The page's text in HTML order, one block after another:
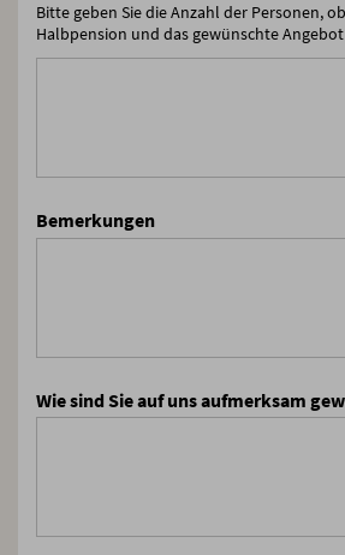
Bitte geben Sie die Anzahl der Personen,
Halbpension und das gewünschte
Bemerkungen
Wie sind Sie auf uns aufmerksam